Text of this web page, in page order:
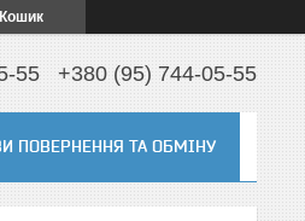
Кошик
55 +380 (95) 744-05-55
ПОВЕРНЕННЯ ТА ОБМІНУ